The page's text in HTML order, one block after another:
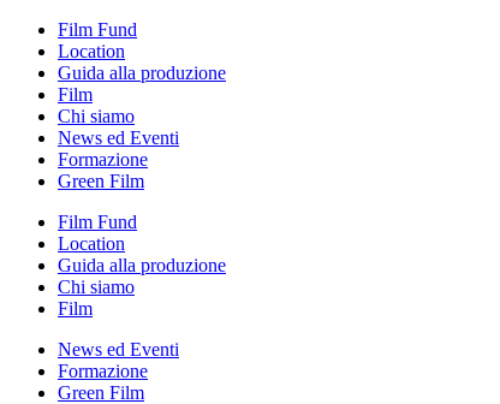
Film Fund
Location
Guida alla produzione
Film
Chi siamo
News ed Eventi
Formazione
Green Film
Film Fund
Location
Guida alla produzione
Chi siamo
Film
News ed Eventi
Formazione
Green Film